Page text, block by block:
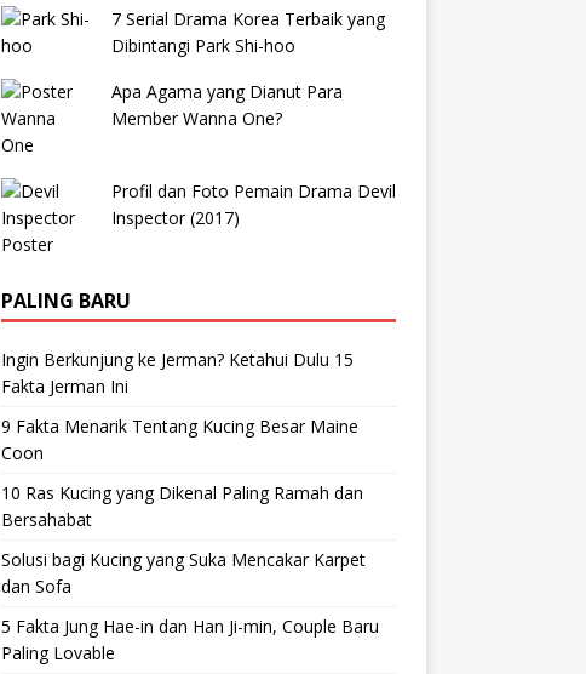
7 Serial Drama Korea Terbaik yang
Dibintangi Park Shi-hoo
Apa Agama yang Dianut Para
Member Wanna One?
Profil dan Foto Pemain Drama Devil
Inspector (2017)
PALING BARU
Ingin Berkunjung ke Jerman? Ketahui Dulu 15
Fakta Jerman Ini
9 Fakta Menarik Tentang Kucing Besar Maine
Coon
10 Ras Kucing yang Dikenal Paling Ramah dan
Bersahabat
Solusi bagi Kucing yang Suka Mencakar Karpet
dan Sofa
5 Fakta Jung Hae-in dan Han Ji-min, Couple Baru
Paling Lovable